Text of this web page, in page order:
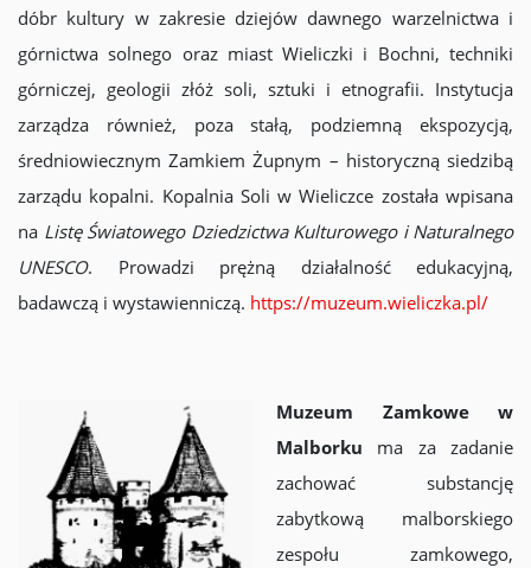
dóbr kultury w zakresie dziejów dawnego warzelnictwa i
górnictwa solnego oraz miast Wieliczki i Bochni, techniki
górniczej, geologii złóż soli, sztuki i etnografii. Instytucja
zarządza również, poza stałą, podziemną ekspozycją,
średniowiecznym Zamkiem Żupnym – historyczną siedzibą
zarządu kopalni. Kopalnia Soli w Wieliczce została wpisana
na Listę Światowego Dziedzictwa Kulturowego i Naturalnego
UNESCO. Prowadzi prężną działalność edukacyjną,
badawczą i wystawienniczą. https://muzeum.wieliczka.pl/
Muzeum Zamkowe w
Malborku ma za zadanie
zachować substancję
zabytkową malborskiego
zespołu zamkowego,